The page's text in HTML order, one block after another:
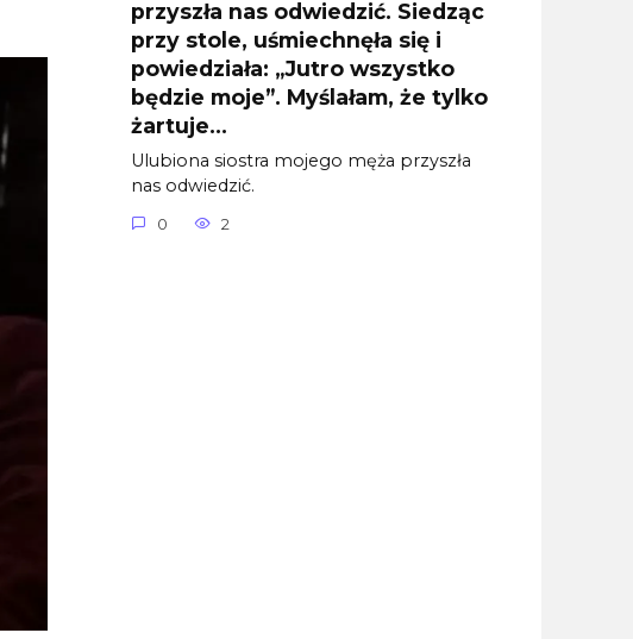
przyszła nas odwiedzić. Siedząc
przy stole, uśmiechnęła się i
powiedziała: „Jutro wszystko
będzie moje”. Myślałam, że tylko
żartuje…
Ulubiona siostra mojego męża przyszła
nas odwiedzić.
0 2